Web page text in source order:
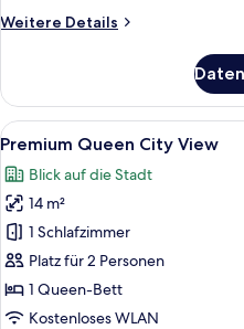
Weitere Details
Weitere
Junior
Suite
Alle
Fotos
für
Premium
Queen
City
View
anzeigen
8
Premium Queen City View
Blick auf die Stadt
14 m²
1 Schlafzimmer
Platz für 2 Personen
1 Queen-Bett
Kostenloses WLAN